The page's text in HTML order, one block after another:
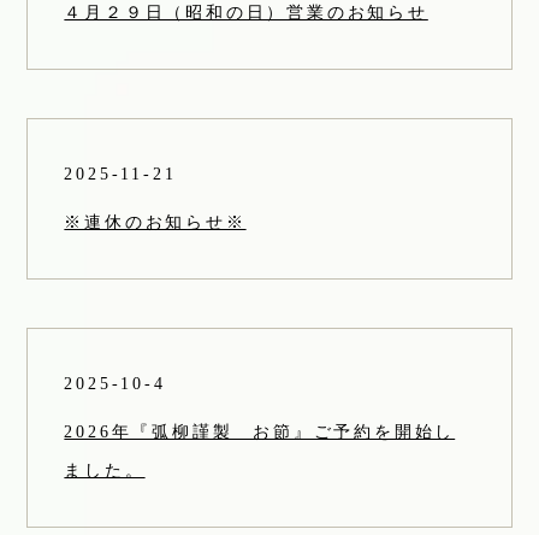
４月２９日（昭和の日）営業のお知らせ
2025-11-21
※連休のお知らせ※
2025-10-4
2026年『弧柳謹製 お節』ご予約を開始し
ました。